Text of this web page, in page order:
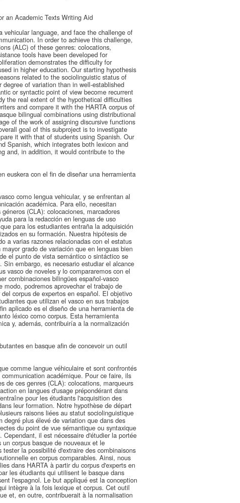
an Academic Texts Writing Aid
language, and face the challenge of
In order to achieve this challenge,
(ALC) of these genres: colocations,
tools have been developed for
demonstrates the difficulty for
in higher education. Our starting hypothesis
related to the sociolinguistic status of
of variation than in well-established
or syntactic point of view become recurrent
the real extent of the hypothetical difficulties
and compare it with the HARTA corpus of
bilingual combinations using distributional
of the work of assigning discursive functions
goal of this subproject is to investigate
it with that of students using Spanish. Our
Spanish, which integrates both lexicon and
and, in addition, it would contribute to the
euskera con el fin de diseñar una herramienta
como lengua vehicular, y se enfrentan al
académica. Para ello, necesitan
(CLA): colocaciones, marcadores
para la redacción en lenguas de uso
para los estudiantes entraña la adquisición
en su formación. Nuestra hipótesis de
a varias razones relacionadas con el estatus
grado de variación que en lenguas bien
el punto de vista semántico o sintáctico se
embargo, es necesario estudiar el alcance
vasco de noveles y lo compararemos con el
combinaciones bilingües español-vasco
modo, podremos aprovechar el trabajo de
corpus de expertos en español. El objetivo
que utilizan el vasco en sus trabajos
aplicado es el diseño de una herramienta de
léxico como corpus. Esta herramienta
y, además, contribuiría a la normalización
en basque afin de concevoir un outil
comme langue véhiculaire et sont confrontés
académique. Pour ce faire, ils
de ces genres (CLA): colocations, marqueurs
en langues d'usage prépondérant dans
pour les étudiants l'acquisition des
leur formation. Notre hypothèse de départ
raisons liées au statut sociolinguistique
plus élevé de variation que dans des
du point de vue sémantique ou syntaxique
il est nécessaire d'étudier la portée
corpus basque de nouveaux et le
la possibilité d'extraire des combinaisons
en corpus comparables. Ainsi, nous
dans HARTA à partir du corpus d'experts en
les étudiants qui utilisent le basque dans
l'espagnol. Le but appliqué est la conception
intègre à la fois lexique et corpus. Cet outil
et, en outre, contribuerait à la normalisation